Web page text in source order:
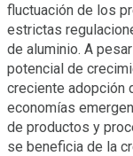
fluctuación de los
estrictas
de aluminio. A
potencial de
creciente adopción
economías
de productos y
se beneficia de la